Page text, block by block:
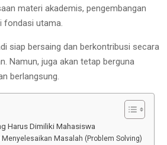
materi akademis, pengembangan
fondasi utama.
siap bersaing dan berkontribusi secara
Namun, juga akan tetap berguna
berlangsung.
Harus Dimiliki Mahasiswa
Masalah (Problem Solving)